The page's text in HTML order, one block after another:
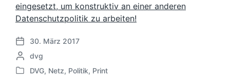
eingesetzt, um konstruktiv an einer anderen
Datenschutzpolitik zu arbeiten!
V
e
r
30. März 2017
G
e
dvg
V
DVG, Netz, Politik, Print